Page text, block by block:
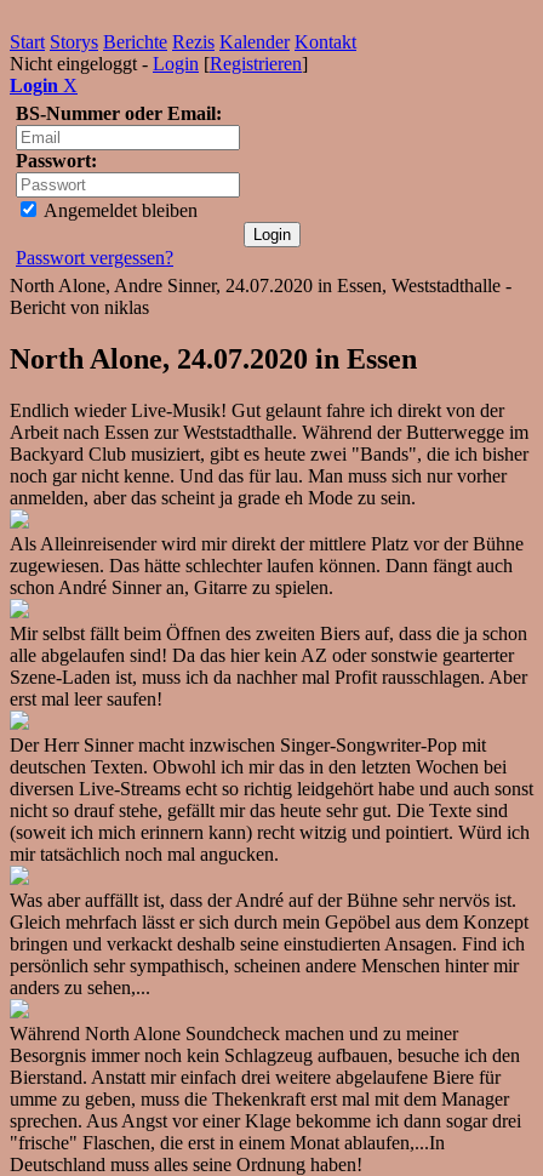
Start Storys Berichte Rezis Kalender Kontakt
Nicht eingeloggt - Login [Registrieren]
Login X
BS-Nummer oder Email:
Passwort:
Angemeldet bleiben
Passwort vergessen?
North Alone, Andre Sinner, 24.07.2020 in Essen, Weststadthalle -
Bericht von niklas
North Alone, 24.07.2020 in Essen
Endlich wieder Live-Musik! Gut gelaunt fahre ich direkt von der
Arbeit nach Essen zur Weststadthalle. Während der Butterwegge im
Backyard Club musiziert, gibt es heute zwei "Bands", die ich bisher
noch gar nicht kenne. Und das für lau. Man muss sich nur vorher
anmelden, aber das scheint ja grade eh Mode zu sein.
Als Alleinreisender wird mir direkt der mittlere Platz vor der Bühne
zugewiesen. Das hätte schlechter laufen können. Dann fängt auch
schon André Sinner an, Gitarre zu spielen.
Mir selbst fällt beim Öffnen des zweiten Biers auf, dass die ja schon
alle abgelaufen sind! Da das hier kein AZ oder sonstwie gearterter
Szene-Laden ist, muss ich da nachher mal Profit rausschlagen. Aber
erst mal leer saufen!
Der Herr Sinner macht inzwischen Singer-Songwriter-Pop mit
deutschen Texten. Obwohl ich mir das in den letzten Wochen bei
diversen Live-Streams echt so richtig leidgehört habe und auch sonst
nicht so drauf stehe, gefällt mir das heute sehr gut. Die Texte sind
(soweit ich mich erinnern kann) recht witzig und pointiert. Würd ich
mir tatsächlich noch mal angucken.
Was aber auffällt ist, dass der André auf der Bühne sehr nervös ist.
Gleich mehrfach lässt er sich durch mein Gepöbel aus dem Konzept
bringen und verkackt deshalb seine einstudierten Ansagen. Find ich
persönlich sehr sympathisch, scheinen andere Menschen hinter mir
anders zu sehen,...
Während North Alone Soundcheck machen und zu meiner
Besorgnis immer noch kein Schlagzeug aufbauen, besuche ich den
Bierstand. Anstatt mir einfach drei weitere abgelaufene Biere für
umme zu geben, muss die Thekenkraft erst mal mit dem Manager
sprechen. Aus Angst vor einer Klage bekomme ich dann sogar drei
"frische" Flaschen, die erst in einem Monat ablaufen,...In
Deutschland muss alles seine Ordnung haben!